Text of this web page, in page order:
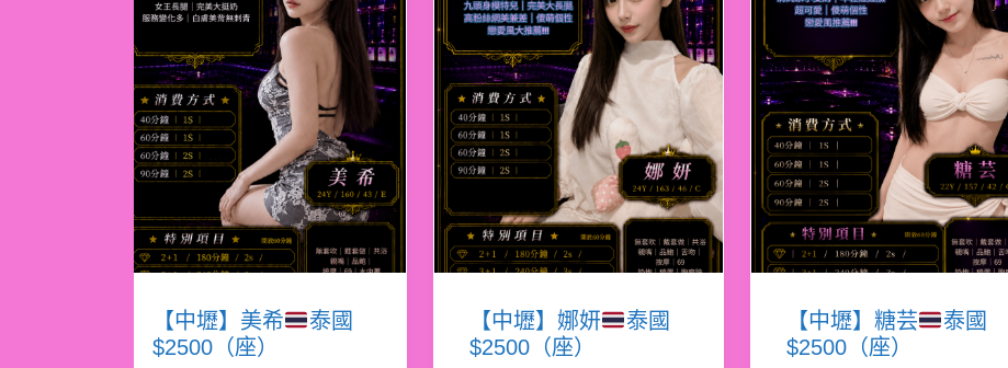
【中壢】美希
泰國
$2500（座）
【中壢】娜妍
泰國
$2500（座）
【中壢】糖芸
泰國
$2500（座）